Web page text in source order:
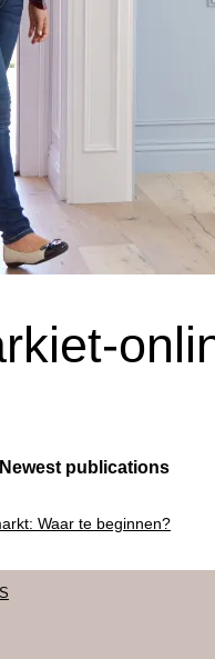
Newest publications
Waar te beginnen?